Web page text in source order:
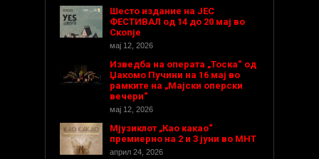
Шесто издание на ЈЕС
ФЕСТИВАЛ од 14 до 20 мај во
Скопје
мај 12, 2026
Изведба на операта „Тоска“ од
Џакомо Пучини на 16 мај во
рамките на „Мајски оперски
вечери“
мај 12, 2026
Мјузиклот „Као какао“
премиерно на 2 и 3 јуни во МНТ
април 24, 2026